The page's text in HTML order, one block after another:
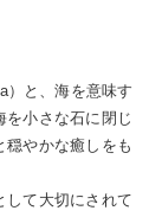
）と、海を意味す
を小さな石に閉じ
やかな癒しをも
して大切にされて